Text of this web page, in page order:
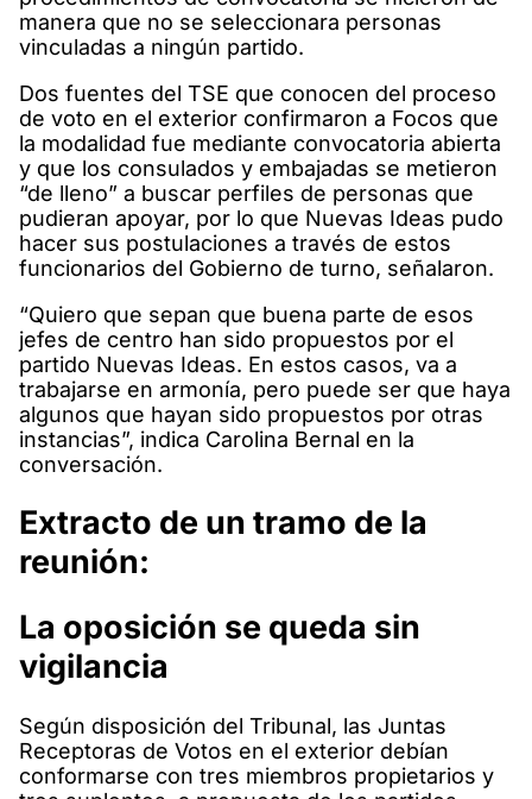
manera que no se seleccionara personas
vinculadas a ningún partido.
Dos fuentes del TSE que conocen del proceso
de voto en el exterior confirmaron a Focos que
la modalidad fue mediante convocatoria abierta
y que los consulados y embajadas se metieron
“de lleno” a buscar perfiles de personas que
pudieran apoyar, por lo que Nuevas Ideas pudo
hacer sus postulaciones a través de estos
funcionarios del Gobierno de turno, señalaron.
“Quiero que sepan que buena parte de esos
jefes de centro han sido propuestos por el
partido Nuevas Ideas. En estos casos, va a
trabajarse en armonía, pero puede ser que haya
algunos que hayan sido propuestos por otras
instancias”, indica Carolina Bernal en la
conversación.
Extracto de un tramo de la
reunión:
La oposición se queda sin
vigilancia
Según disposición del Tribunal, las Juntas
Receptoras de Votos en el exterior debían
conformarse con tres miembros propietarios y